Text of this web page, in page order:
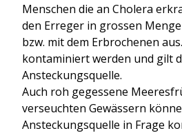
Menschen die an Cholera
den Erreger in grossen
bzw. mit dem Erbrochenen
kontaminiert werden und gilt
Ansteckungsquelle.
Auch roh gegessene
verseuchten Gewässern
Ansteckungsquelle in Frage